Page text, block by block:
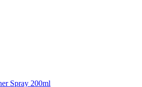
Spray 200ml